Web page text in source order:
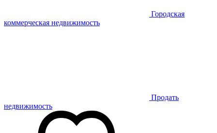
Городская
коммерческая недвижимость
Продать
недвижимость